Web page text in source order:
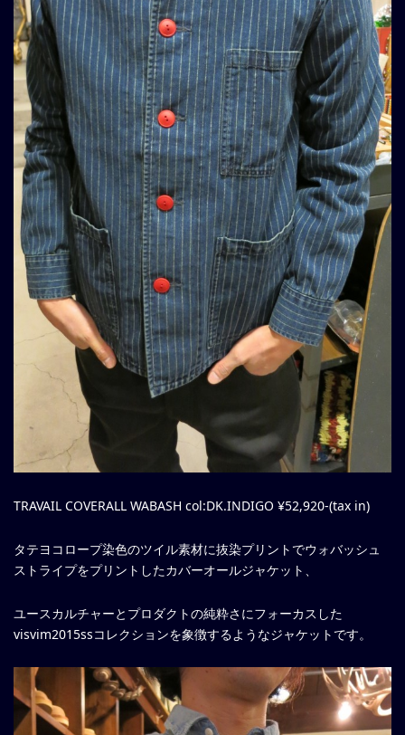
TRAVAIL COVERALL WABASH col:DK.INDIGO ¥52,920-(tax in)
タテヨコロープ染色のツイル素材に抜染プリントでウォバッシュ
ストライプをプリントしたカバーオールジャケット、
ユースカルチャーとプロダクトの純粋さにフォーカスした
visvim2015ssコレクションを象徴するようなジャケットです。